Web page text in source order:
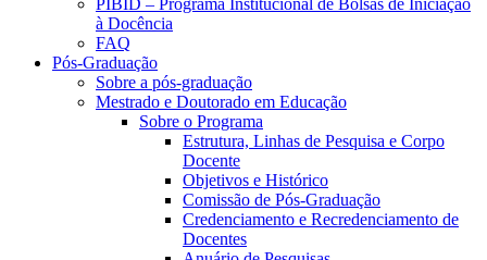
PIBID – Programa Institucional de Bolsas de Iniciação
à Docência
FAQ
Pós-Graduação
Sobre a pós-graduação
Mestrado e Doutorado em Educação
Sobre o Programa
Estrutura, Linhas de Pesquisa e Corpo
Docente
Objetivos e Histórico
Comissão de Pós-Graduação
Credenciamento e Recredenciamento de
Docentes